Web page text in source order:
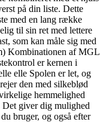
på din liste. Dette
med en lang række
til sin ret med lettere
som kan måle sig med
Kombinationen af MGL
er kernen i
elle Spolen er let, og
den med silkeblød
hemmelighed
giver dig mulighed
bruger, og også efter